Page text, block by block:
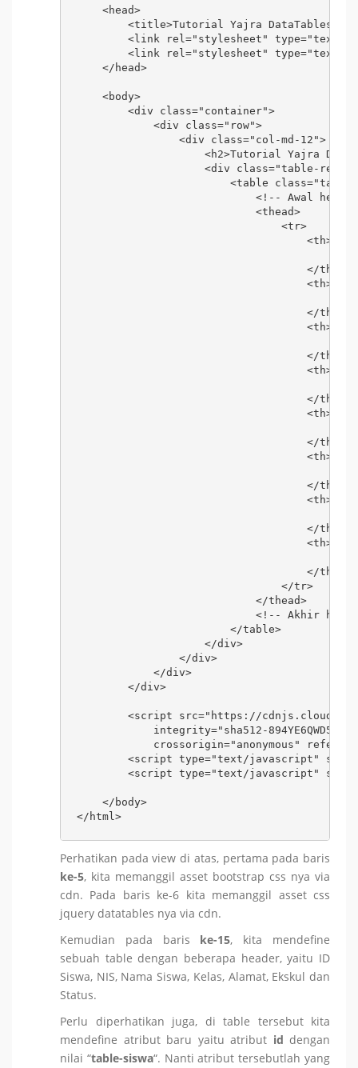
    <head>
<title>Tutorial Yajra DataTables
<link rel="stylesheet" type="text/
<link rel="stylesheet" type="text/
    </head>
    <body>
        <div class="container">
            <div class="row">
                <div class="col-md-12">
<h2>Tutorial Yajra
<div class="table-
<table
<!-- Awal
                            <thead>
                                <tr>
                                    <th>
                                    </th>
                                    <th>
                                    </th>
                                    <th>
                                    </th>
                                    <th>
                                    </th>
                                    <th>
                                    </th>
                                    <th>
                                    </th>
                                    <th>
                                    </th>
                                    <th>
                                    </th>
                                </tr>
                            </thead>
<!-- Akhir
                        </table>
                    </div>
                </div>
            </div>
        </div>
<script src="https://
integrity="sha512-
crossorigin="anonymous"
<script type="text/javascript"
<script type="text/javascript"
    </body>
</html>
Perhatikan pada view di atas, pertama pada baris
ke-5, kita memanggil asset bootstrap css nya via
cdn. Pada baris ke-6 kita memanggil asset css
jquery datatables nya via cdn.
Kemudian pada baris ke-15, kita mendefine
sebuah table dengan beberapa header, yaitu ID
Siswa, NIS, Nama Siswa, Kelas, Alamat, Ekskul dan
Status.
Perlu diperhatikan juga, di table tersebut kita
mendefine atribut baru yaitu atribut id dengan
nilai “table-siswa“. Nanti atribut tersebutlah yang